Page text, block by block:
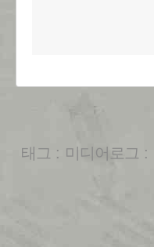
태그 : 미디어로그 :